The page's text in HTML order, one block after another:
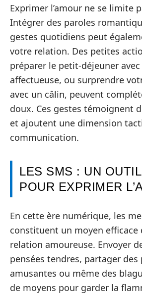
Exprimer l’amour ne se limite
Intégrer des paroles
gestes quotidiens peut
votre relation. Des petites
préparer le petit-déjeuner
affectueuse, ou surprendre
avec un câlin, peuvent
doux. Ces gestes témoignent
et ajoutent une dimension
communication.
LES SMS : UN
POUR EXPRIMER
En cette ère numérique, les
constituent un moyen efficace
relation amoureuse. Envoyer
pensées tendres, partager des
amusantes ou même des
de moyens pour garder la